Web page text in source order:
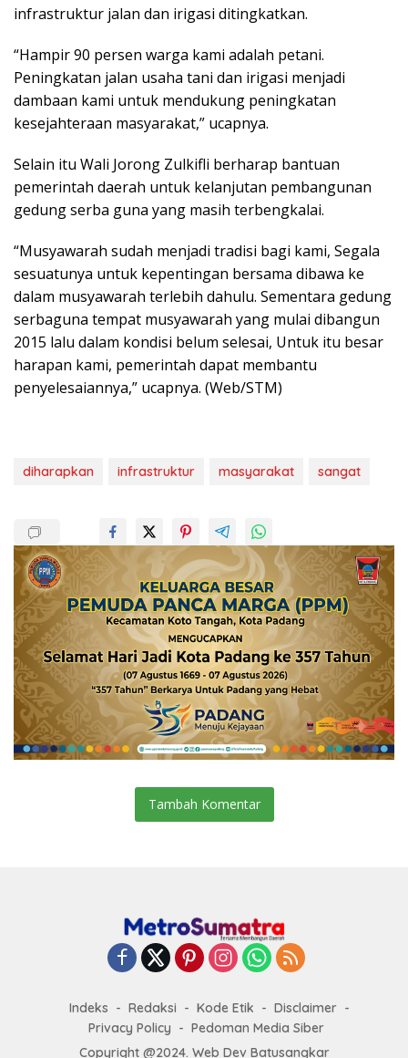
infrastruktur jalan dan irigasi ditingkatkan.
“Hampir 90 persen warga kami adalah petani.
Peningkatan jalan usaha tani dan irigasi menjadi
dambaan kami untuk mendukung peningkatan
kesejahteraan masyarakat,” ucapnya.
Selain itu Wali Jorong Zulkifli berharap bantuan
pemerintah daerah untuk kelanjutan pembangunan
gedung serba guna yang masih terbengkalai.
“Musyawarah sudah menjadi tradisi bagi kami, Segala
sesuatunya untuk kepentingan bersama dibawa ke
dalam musyawarah terlebih dahulu. Sementara gedung
serbaguna tempat musyawarah yang mulai dibangun
2015 lalu dalam kondisi belum selesai, Untuk itu besar
harapan kami, pemerintah dapat membantu
penyelesaiannya,” ucapnya. (Web/STM)
diharapkan infrastruktur masyarakat sangat
Tambah Komentar
Indeks Redaksi Kode Etik
Disclaimer
Privacy Policy
Pedoman Media Siber
Copyright @2024. Web Dev Batusangkar